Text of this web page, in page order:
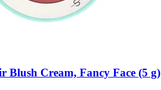
Blush Cream, Fancy Face (5 g)